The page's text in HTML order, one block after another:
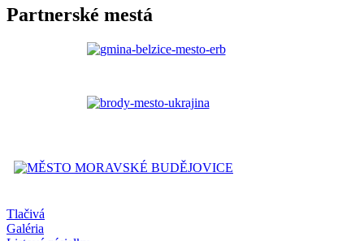
Partnerské mestá
Tlačivá
Galéria